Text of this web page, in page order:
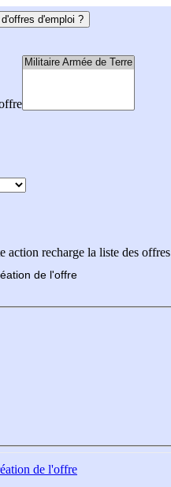
d'emploi ?
action recharge la liste des offres
de l'offre
de l'offre